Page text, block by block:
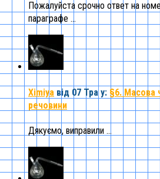
Пожалуйста срочно ответ на
параграфе ...
Ximiya від 07 Тра у: §6. Масова
речовини
Дякуємо, виправили ...